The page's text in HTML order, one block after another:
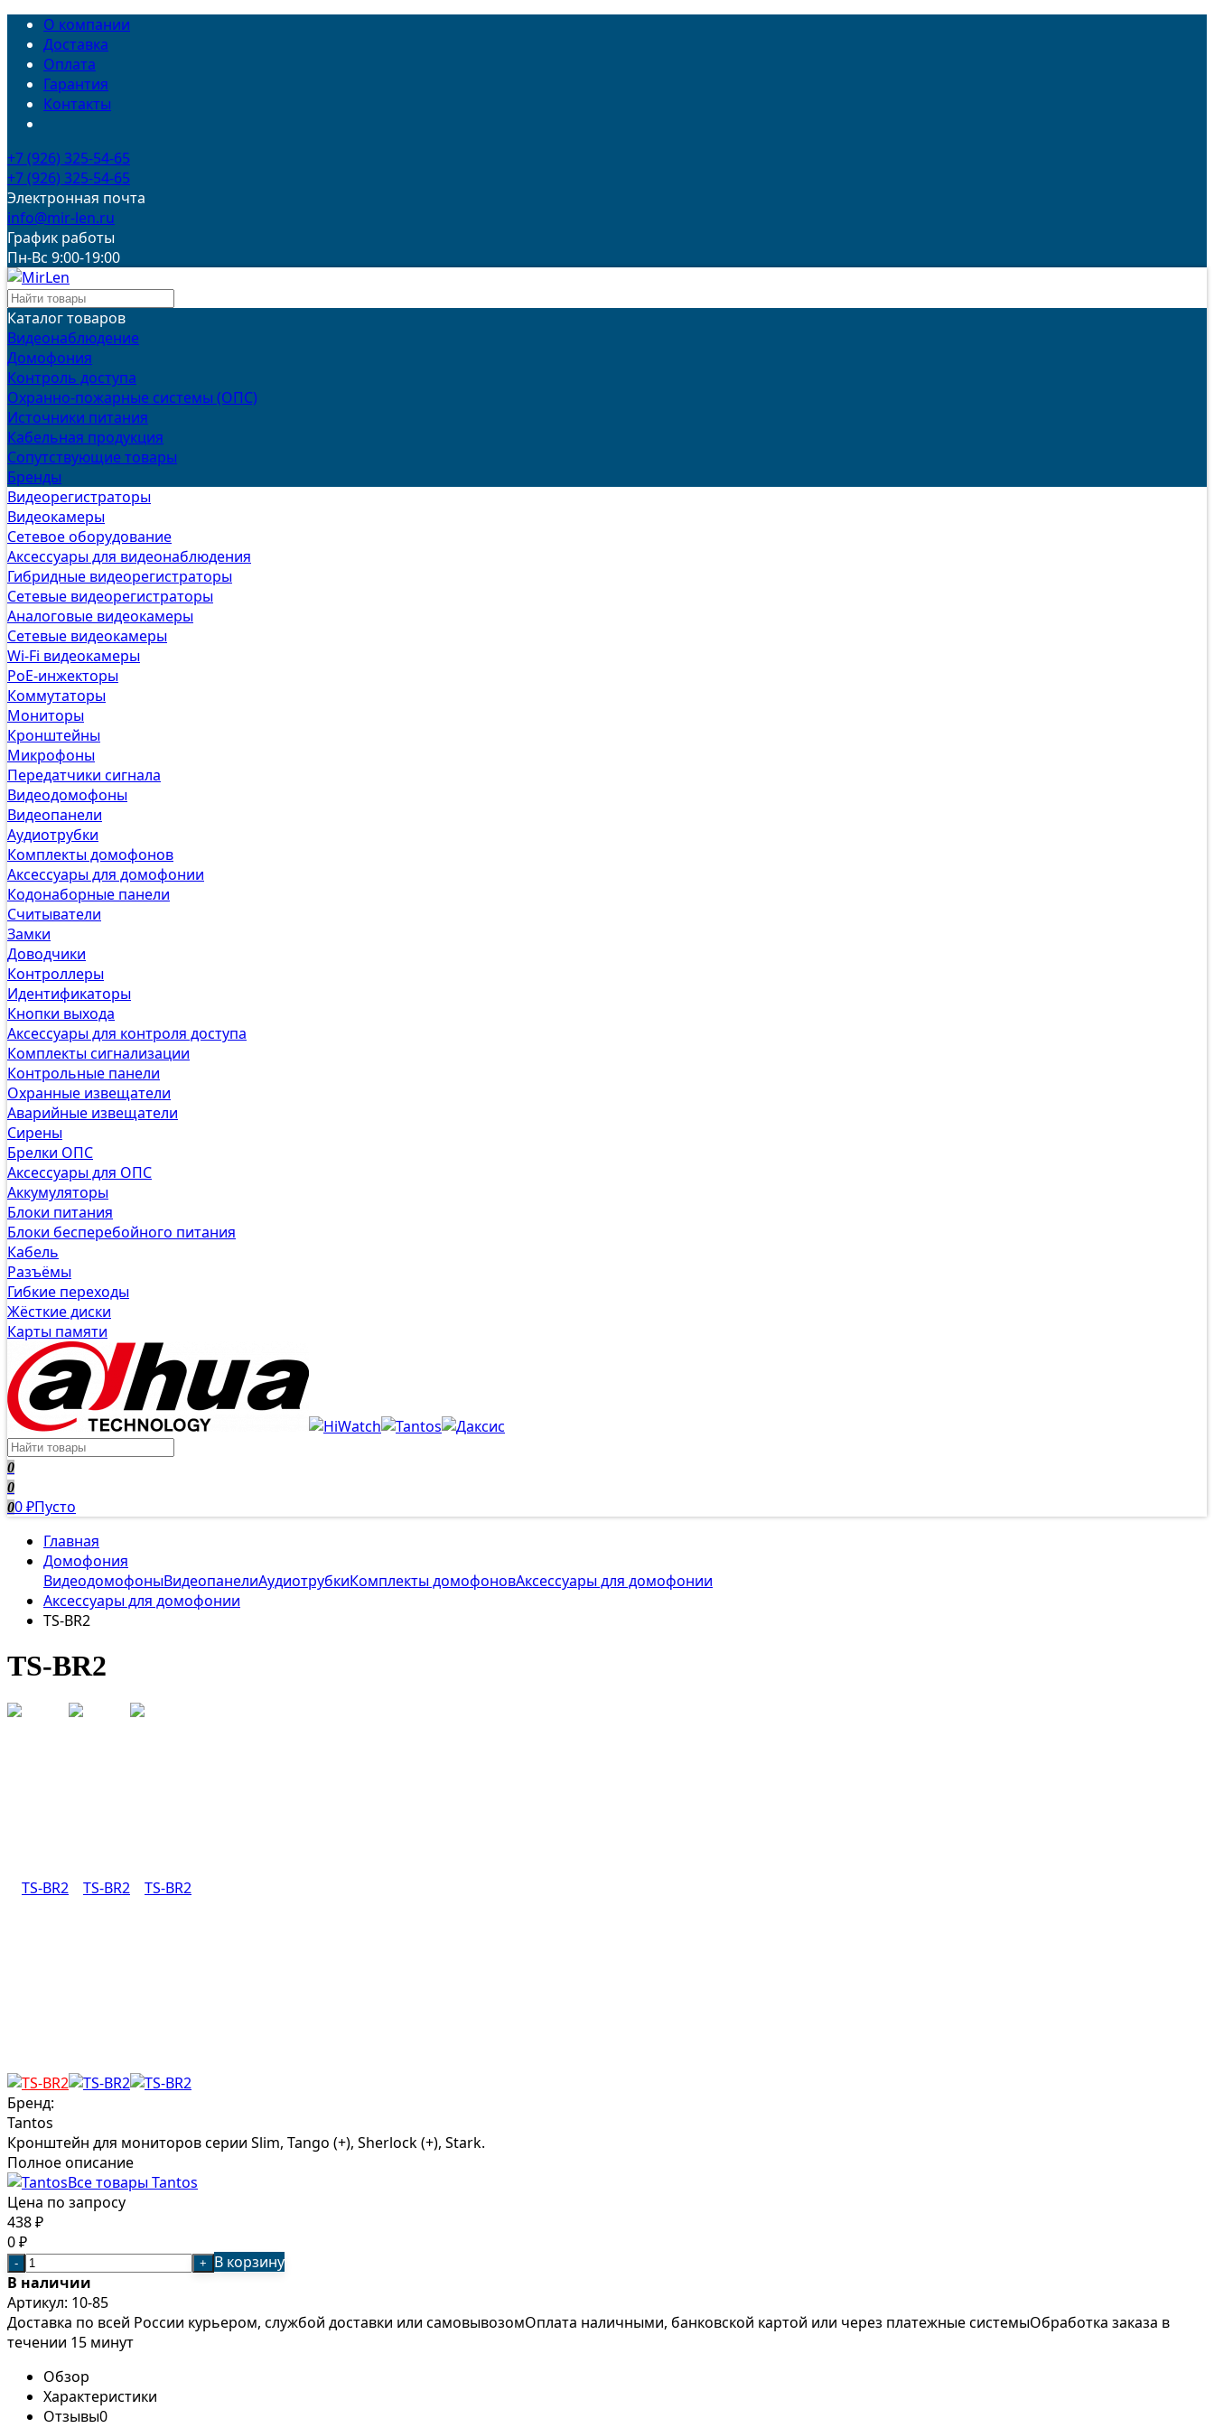
О компании
Доставка
Оплата
Гарантия
Контакты
+7 (926) 325-54-65
+7 (926) 325-54-65
Электронная почта
info@mir-len.ru
График работы
Пн-Вс 9:00-19:00
Каталог товаров
Видеонаблюдение
Домофония
Контроль доступа
Охранно-пожарные системы (ОПС)
Источники питания
Кабельная продукция
Сопутствующие товары
Бренды
Видеорегистраторы
Видеокамеры
Сетевое оборудование
Аксессуары для видеонаблюдения
Гибридные видеорегистраторы
Сетевые видеорегистраторы
Аналоговые видеокамеры
Сетевые видеокамеры
Wi-Fi видеокамеры
PoE-инжекторы
Коммутаторы
Мониторы
Кронштейны
Микрофоны
Передатчики сигнала
Видеодомофоны
Видеопанели
Аудиотрубки
Комплекты домофонов
Аксессуары для домофонии
Кодонаборные панели
Считыватели
Замки
Доводчики
Контроллеры
Идентификаторы
Кнопки выхода
Аксессуары для контроля доступа
Комплекты сигнализации
Контрольные панели
Охранные извещатели
Аварийные извещатели
Сирены
Брелки ОПС
Аксессуары для ОПС
Аккумуляторы
Блоки питания
Блоки бесперебойного питания
Кабель
Разъёмы
Гибкие переходы
Жёсткие диски
Карты памяти
0
0
00 ₽Пусто
Главная
Домофония
ВидеодомофоныВидеопанелиАудиотрубкиКомплекты домофоновАксессуары для домофонии
Аксессуары для домофонии
TS-BR2
TS-BR2
Бренд:
Tantos
Кронштейн для мониторов серии Slim, Tango (+), Sherlock (+), Stark.
Полное описание
Все товары Tantos
Цена по запросу
438 ₽
0 ₽
- +
В корзину
В наличии
Артикул: 10-85
Доставка по всей России курьером, службой доставки или самовывозомОплата наличными, банковской картой или через платежные системыОбработка заказа в
течении 15 минут
Обзор
Характеристики
Отзывы0